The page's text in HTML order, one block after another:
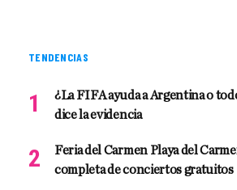
TENDENCIAS
¿La FIFA ayuda a Argentina o
dice la evidencia
Feria del Carmen Playa del
completa de conciertos gratuitos